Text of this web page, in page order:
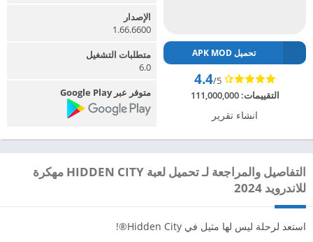
تحميل APK MOD
4.4/5
التقييمات:111,000,000
انشاء تقرير
الإصدار
1.66.6600
متطلبات التشغيل
6.0
متوفر عبر Google Play
التفاصيل والمراجعة لـ تحميل لعبة HIDDEN CITY مهكرة
للاندرويد 2024
استعد لرحلة ليس لها مثيل في Hidden City®!